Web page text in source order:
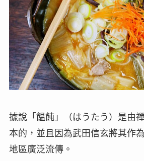
據說「饂飩」（はうたう）是由
本的，並且因為武田信玄將其作
地區廣泛流傳。